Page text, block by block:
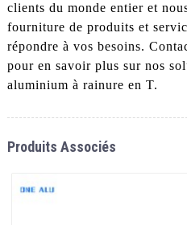
clients du monde entier et
fourniture de produits et
répondre à vos besoins.
pour en savoir plus sur nos
aluminium à rainure en T.
Produits Associés